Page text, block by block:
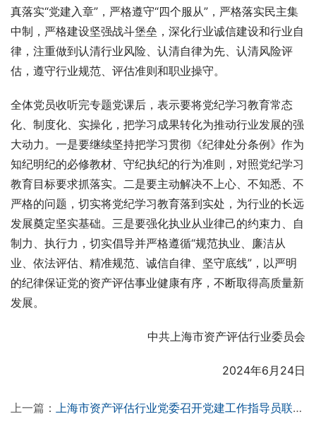
真落实“党建入章”，严格遵守“四个服从”，严格落实民主集
中制，严格建设坚强战斗堡垒，深化行业诚信建设和行业自
律，注重做到认清行业风险、认清自律为先、认清风险评
估，遵守行业规范、评估准则和职业操守。
全体党员收听完专题党课后，表示要将党纪学习教育常态
化、制度化、实操化，把学习成果转化为推动行业发展的强
大动力。一是要继续坚持把学习贯彻《纪律处分条例》作为
知纪明纪的必修教材、守纪执纪的行为准则，对照党纪学习
教育目标要求抓落实。二是要主动解决不上心、不知悉、不
严格的问题，切实将党纪学习教育落到实处，为行业的长远
发展奠定坚实基础。三是要强化执业从业律己的约束力、自
制力、执行力，切实倡导并严格遵循“规范执业、廉洁从
业、依法评估、精准规范、诚信自律、坚守底线”，以严明
的纪律保证党的资产评估事业健康有序，不断取得高质量新
发展。
中共上海市资产评估行业委员会
2024年6月24日
上一篇： 上海市资产评估行业党委召开党建工作指导员联络员对口联系工作会议